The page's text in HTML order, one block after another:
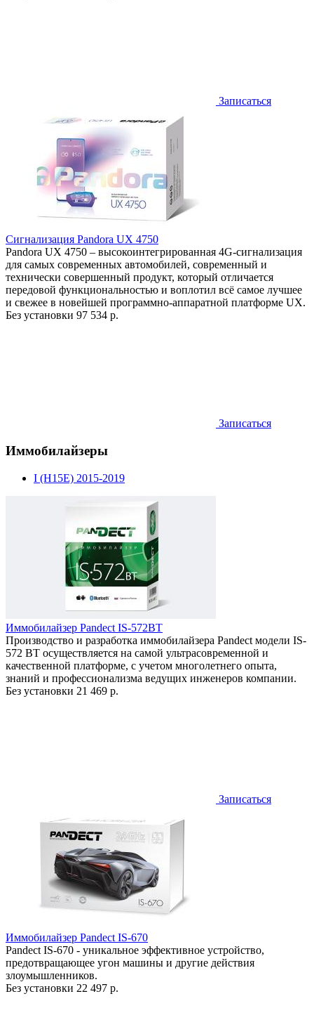
Записаться
Сигнализация Pandora UX 4750
Pandora UX 4750 – высокоинтегрированная 4G-сигнализация
для самых современных автомобилей, современный и
технически совершенный продукт, который отличается
передовой функциональностью и воплотил всё самое лучшее
и свежее в новейшей программно-аппаратной платформе UX.
Без установки 97 534 р.
Записаться
Иммобилайзеры
I (H15E) 2015-2019
Иммобилайзер Pandect IS-572BT
Производство и разработка иммобилайзера Pandect модели IS-
572 BT осуществляется на самой ультрасовременной и
качественной платформе, с учетом многолетнего опыта,
знаний и профессионализма ведущих инженеров компании.
Без установки 21 469 р.
Записаться
Иммобилайзер Pandect IS-670
Pandect IS-670 - уникальное эффективное устройство,
предотвращающее угон машины и другие действия
злоумышленников.
Без установки 22 497 р.